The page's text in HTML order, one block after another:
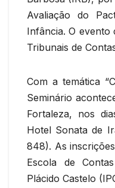
Avaliação do
Infância. O
Tribunais de
Com a temática
Seminário
Fortaleza, nos
Hotel Sonata de
848). As
Escola de
Plácido Castelo